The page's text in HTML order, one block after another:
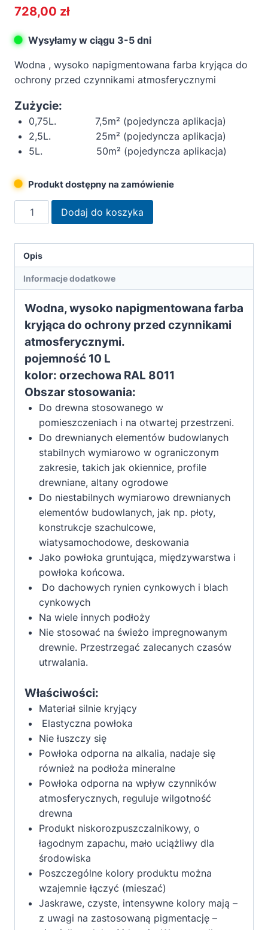
728,00 zł
Wysyłamy w ciągu 3-5 dni
Wodna , wysoko napigmentowana farba kryjąca do
ochrony przed czynnikami atmosferycznymi
Zużycie:
0,75L. 7,5m² (pojedyncza aplikacja)
2,5L. 25m² (pojedyncza aplikacja)
5L. 50m² (pojedyncza aplikacja)
Produkt dostępny na zamówienie
ilość
Remmers
silnie
kryjąca
orzechowa
Dodaj do koszyka
Opis
Informacje dodatkowe
Wodna, wysoko napigmentowana farba
kryjąca do ochrony przed czynnikami
atmosferycznymi.
pojemność 10 L
kolor: orzechowa RAL 8011
Obszar stosowania:
Do drewna stosowanego w
pomieszczeniach i na otwartej przestrzeni.
Do drewnianych elementów budowlanych
stabilnych wymiarowo w ograniczonym
zakresie, takich jak okiennice, profile
drewniane, altany ogrodowe
Do niestabilnych wymiarowo drewnianych
elementów budowlanych, jak np. płoty,
konstrukcje szachulcowe,
wiatysamochodowe, deskowania
Jako powłoka gruntująca, międzywarstwa i
powłoka końcowa.
Do dachowych rynien cynkowych i blach
cynkowych
Na wiele innych podłoży
Nie stosować na świeżo impregnowanym
drewnie. Przestrzegać zalecanych czasów
utrwalania.
Właściwości:
Materiał silnie kryjący
Elastyczna powłoka
Nie łuszczy się
Powłoka odporna na alkalia, nadaje się
również na podłoża mineralne
Powłoka odporna na wpływ czynników
atmosferycznych, reguluje wilgotność
drewna
Produkt niskorozpuszczalnikowy, o
łagodnym zapachu, mało uciążliwy dla
środowiska
Poszczególne kolory produktu można
wzajemnie łączyć (mieszać)
Jaskrawe, czyste, intensywne kolory mają –
z uwagi na zastosowaną pigmentację –